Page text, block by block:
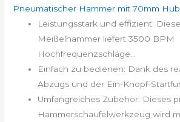
Pneumatischer Hammer mit 70mm
Leistungsstark und effizient:
Meißelhammer liefert 3500 BPM
Hochfrequenzschläge...
Einfach zu bedienen: Dank des
Abzugs und der Ein-Knopf-
Umfangreiches Zubehör: Dieses
Hammerschaufelwerkzeug wird